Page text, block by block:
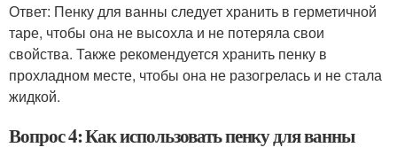
Ответ: Пенку для ванны следует хранить в герметичной
таре, чтобы она не высохла и не потеряла свои
свойства. Также рекомендуется хранить пенку в
прохладном месте, чтобы она не разогрелась и не стала
жидкой.
Вопрос 4: Как использовать пенку для ванны